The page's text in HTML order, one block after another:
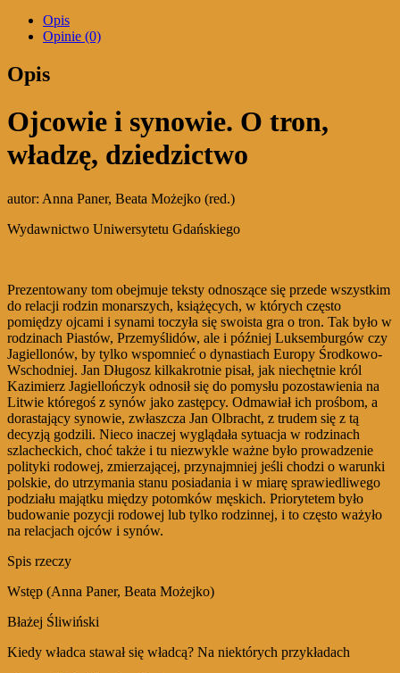
tron,
władzę,
dziedzictwo
Opis
Opinie (0)
Opis
Ojcowie i synowie. O tron,
władzę, dziedzictwo
autor: Anna Paner, Beata Możejko (red.)
Wydawnictwo Uniwersytetu Gdańskiego
Prezentowany tom obejmuje teksty odnoszące się przede wszystkim
do relacji rodzin monarszych, książęcych, w których często
pomiędzy ojcami i synami toczyła się swoista gra o tron. Tak było w
rodzinach Piastów, Przemyślidów, ale i później Luksemburgów czy
Jagiellonów, by tylko wspomnieć o dynastiach Europy Środkowo-
Wschodniej. Jan Długosz kilkakrotnie pisał, jak niechętnie król
Kazimierz Jagiellończyk odnosił się do pomysłu pozostawienia na
Litwie któregoś z synów jako zastępcy. Odmawiał ich prośbom, a
dorastający synowie, zwłaszcza Jan Olbracht, z trudem się z tą
decyzją godzili. Nieco inaczej wyglądała sytuacja w rodzinach
szlacheckich, choć także i tu niezwykle ważne było prowadzenie
polityki rodowej, zmierzającej, przynajmniej jeśli chodzi o warunki
polskie, do utrzymania stanu posiadania i w miarę sprawiedliwego
podziału majątku między potomków męskich. Priorytetem było
budowanie pozycji rodowej lub tylko rodzinnej, i to często ważyło
na relacjach ojców i synów.
Spis rzeczy
Wstęp (Anna Paner, Beata Możejko)
Błażej Śliwiński
Kiedy władca stawał się władcą? Na niektórych przykładach